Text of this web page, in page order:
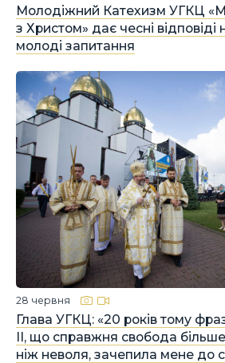
Молодіжний Катехизм УГКЦ
з Христом» дає чесні
молоді запитання
Глава УГКЦ: «20 років тому
ІІ, що справжня свобода
ніж неволя, зачепила мене до
28 червня